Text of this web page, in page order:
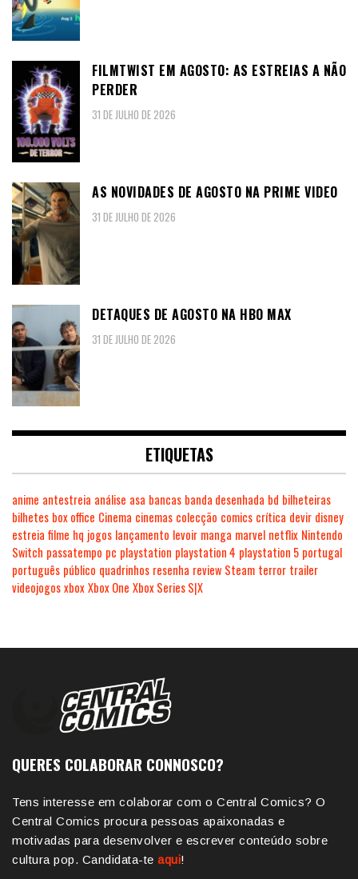
FILMTWIST EM AGOSTO: AS ESTREIAS A NÃO
PERDER
31 DE JULHO DE 2026
AS NOVIDADES DE AGOSTO NA PRIME VIDEO
31 DE JULHO DE 2026
DETAQUES DE AGOSTO NA HBO MAX
31 DE JULHO DE 2026
ETIQUETAS
anime antestreia análise asa bancas banda desenhada bd bilheteiras
bilhetes box office Cinema cinemas colecção comics crítica devir disney
estreia filme hq jogos lançamento levoir manga marvel netflix Nintendo
Switch passatempo pc playstation playstation 4 playstation 5 portugal
português público quadrinhos resenha review Steam terror trailer
videojogosxboxXbox One Xbox Series S|X
QUERES COLABORAR CONNOSCO?
Tens interesse em colaborar com o Central Comics? O
Central Comics procura pessoas apaixonadas e
motivadas para desenvolver e escrever conteúdo sobre
cultura pop. Candidata-te aqui!